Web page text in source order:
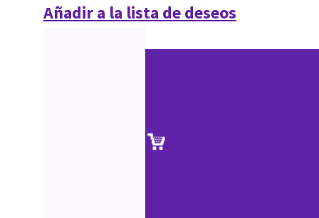
Añadir a la lista de deseos